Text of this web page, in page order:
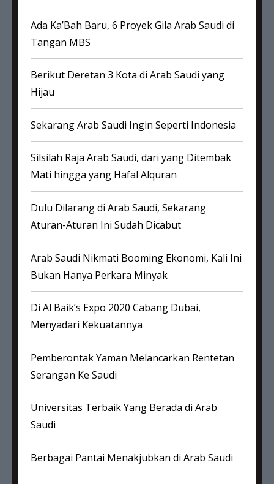
Ada Ka’Bah Baru, 6 Proyek Gila Arab Saudi di
Tangan MBS
Berikut Deretan 3 Kota di Arab Saudi yang
Hijau
Sekarang Arab Saudi Ingin Seperti Indonesia
Silsilah Raja Arab Saudi, dari yang Ditembak
Mati hingga yang Hafal Alquran
Dulu Dilarang di Arab Saudi, Sekarang
Aturan-Aturan Ini Sudah Dicabut
Arab Saudi Nikmati Booming Ekonomi, Kali Ini
Bukan Hanya Perkara Minyak
Di Al Baik’s Expo 2020 Cabang Dubai,
Menyadari Kekuatannya
Pemberontak Yaman Melancarkan Rentetan
Serangan Ke Saudi
Universitas Terbaik Yang Berada di Arab
Saudi
Berbagai Pantai Menakjubkan di Arab Saudi